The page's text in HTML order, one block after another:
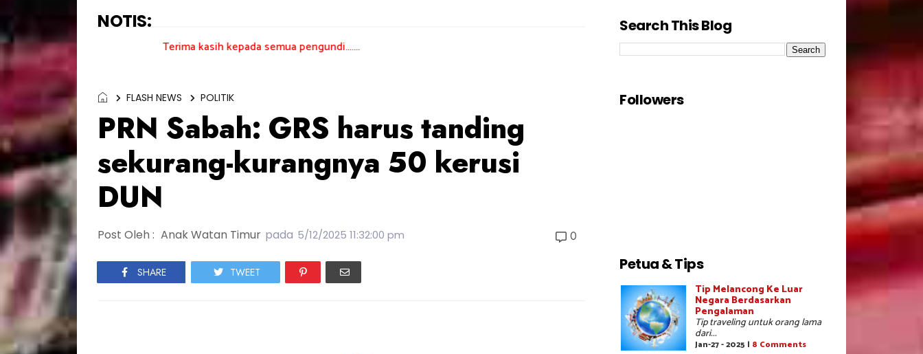
NOTIS:
Terima kasih kepada semua pengundi.......
FLASH NEWS POLITIK
PRN Sabah: GRS harus tanding
sekurang-kurangnya 50 kerusi
DUN
Post Oleh : Anak Watan Timur pada 5/12/2025 11:32:00 pm 0
SHARE TWEET
Search This Blog
Followers
Petua & Tips
Tip Melancong Ke Luar
Negara Berdasarkan
Pengalaman
Tip traveling untuk orang lama
dari...
Jan-27 - 2025 | 8 Comments